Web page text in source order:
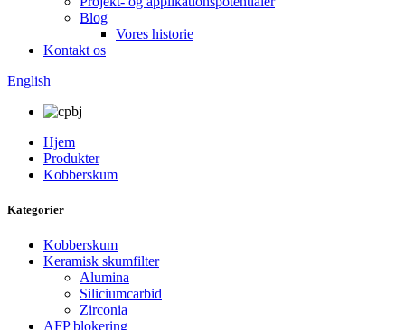
Blog
Vores historie
Kontakt os
English
Hjem
Produkter
Kobberskum
Kategorier
Kobberskum
Keramisk skumfilter
Alumina
Siliciumcarbid
Zirconia
AFP blokering